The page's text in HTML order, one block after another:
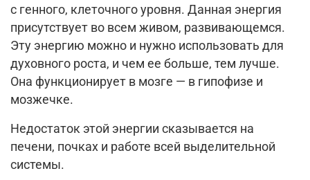
с генного, клеточного уровня. Данная энергия
присутствует во всем живом, развивающемся.
Эту энергию можно и нужно использовать для
духовного роста, и чем ее больше, тем лучше.
Она функционирует в мозге — в гипофизе и
мозжечке.
Недостаток этой энергии сказывается на
печени, почках и работе всей выделительной
системы.